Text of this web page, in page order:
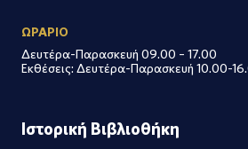
ΩΡΑΡΙΟ
Δευτέρα-Παρασκευή 09.00 – 17.00
Εκθέσεις: Δευτέρα-Παρασκευή 10.00-
Ιστορική Βιβλιοθήκη